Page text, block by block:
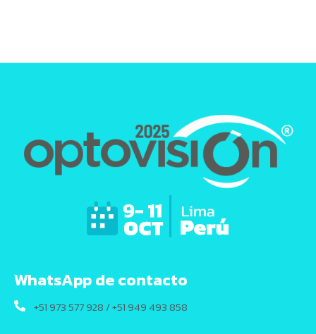
WhatsApp de contacto
+51 973 577 928 / +51 949 493 858